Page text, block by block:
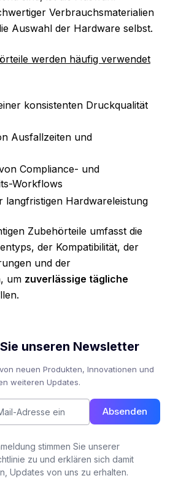
Verbrauchsmaterialien
Auswahl der Hardware selbst.
werden häufig verwendet
konsistenten Druckqualität
Ausfallzeiten und
Compliance- und
Workflows
langfristigen Hardwareleistung
Zubehörteile umfasst die
der Kompatibilität, der
und der
um zuverlässige tägliche
unseren Newsletter
neuen Produkten, Innovationen und
weiteren Updates.
Absenden
stimmen Sie unserer
zu und erklären sich damit
Updates von uns zu erhalten.